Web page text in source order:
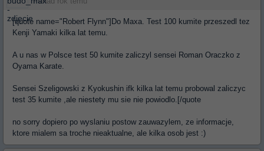
[quote name="Robert Flynn"]Do Maxa. Test 100 kumite przeszedl tez
Kenji Yamaki kilka lat temu.
A u nas w Polsce test 50 kumite zaliczyl sensei Roman Oraczko z
Oyama Karate.
Sensei Szeligowski z Kyokushin ifk kilka lat temu probowal zaliczyc
test 35 kumite ,ale niestety mu sie nie powiodlo.[/quote
no sorry dopiero po wyslaniu postow zauwazylem, ze informacje,
ktore mialem sa troche nieaktualne, ale kilka osob jest :)